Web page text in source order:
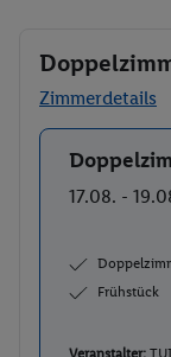
Zimmerdetails
Buchen
17.08. -
Frühstück
Veranstalter: